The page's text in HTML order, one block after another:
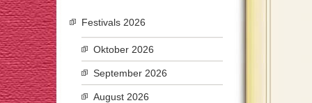
Festivals 2026
Oktober 2026
September 2026
August 2026